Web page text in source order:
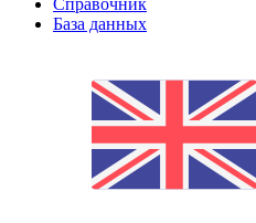
Справочник
База данных